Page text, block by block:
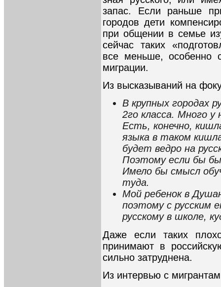
запас. Если раньше
городов дети
при общении в семье
сейчас таких
все меньше, особенно
миграции.
Из высказываний на
В крупных городах
2го класса. Много
Есть, конечно,
языка в таком
будет ведро на
Поэтому если бы
Имело бы смысл
туда.
Мой ребенок в
поэтому с русским
русскому в школе,
Даже если таких
принимают в
сильно затруднена.
Из интервью с